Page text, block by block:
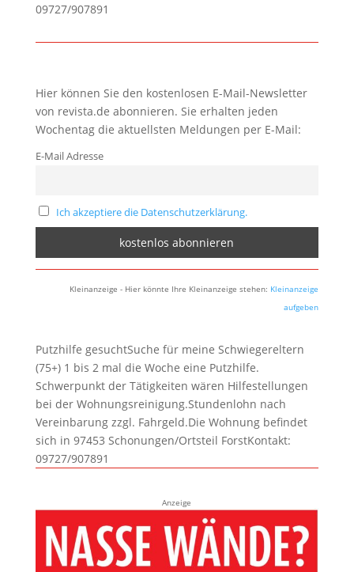
09727/907891
Hier können Sie den kostenlosen E-Mail-Newsletter
von revista.de abonnieren. Sie erhalten jeden
Wochentag die aktuellsten Meldungen per E-Mail:
E-Mail Adresse
Ich akzeptiere die Datenschutzerklärung.
Kleinanzeige - Hier könnte Ihre Kleinanzeige stehen: Kleinanzeige
aufgeben
Putzhilfe gesuchtSuche für meine Schwiegereltern
(75+) 1 bis 2 mal die Woche eine Putzhilfe.
Schwerpunkt der Tätigkeiten wären Hilfestellungen
bei der Wohnungsreinigung.Stundenlohn nach
Vereinbarung zzgl. Fahrgeld.Die Wohnung befindet
sich in 97453 Schonungen/Ortsteil ForstKontakt:
09727/907891
Anzeige